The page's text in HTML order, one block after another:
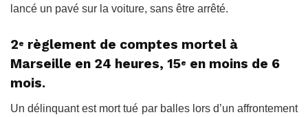
lancé un pavé sur la voiture, sans être arrêté.
2e règlement de comptes mortel à
Marseille en 24 heures, 15e en moins de 6
mois.
Un délinquant est mort tué par balles lors d’un affrontement